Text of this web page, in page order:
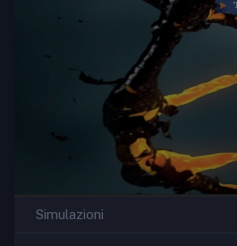
Simulazioni